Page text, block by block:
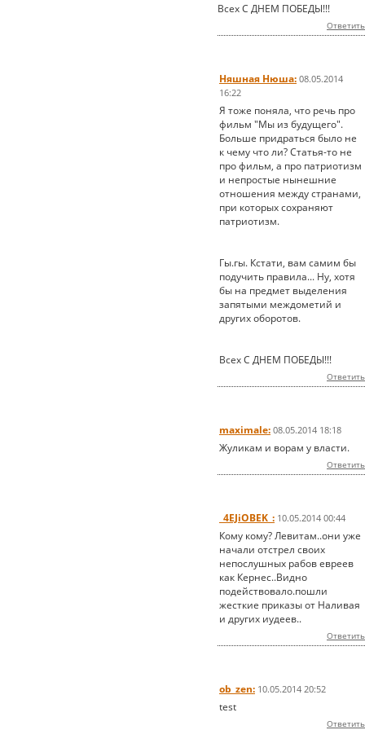
Всех С ДНЕМ ПОБЕДЫ!!!
Ответить
Няшная Нюша: 08.05.2014
16:22
Я тоже поняла, что речь про
фильм "Мы из будущего".
Больше придраться было не
к чему что ли? Статья-то не
про фильм, а про патриотизм
и непростые нынешние
отношения между странами,
при которых сохраняют
патриотизм.
Гы.гы. Кстати, вам самим бы
подучить правила... Ну, хотя
бы на предмет выделения
запятыми междометий и
других оборотов.
Всех С ДНЕМ ПОБЕДЫ!!!
Ответить
maximale: 08.05.2014 18:18
Жуликам и ворам у власти.
Ответить
_4EJiOBEK_: 10.05.2014 00:44
Кому кому? Левитам..они уже
начали отстрел своих
непослушных рабов евреев
как Кернес..Видно
подействовало.пошли
жесткие приказы от Наливая
и других иудеев..
Ответить
ob_zen: 10.05.2014 20:52
test
Ответить